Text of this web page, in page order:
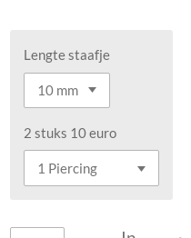
Lengte staafje
2 stuks 10 euro